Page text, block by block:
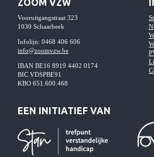
ZOOM VZW
Vooruitgangstraat 323
1030 Schaarbeek
Infolijn: 0468 406 606
info@zoomvzw.be
IBAN BE16 8919 4402 0174
BIC VDSPBE91
KBO 651.600.468
EEN INITIATIEF VAN